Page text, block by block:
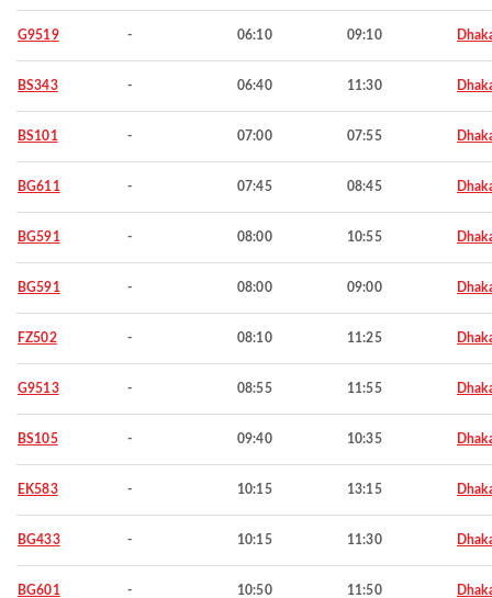
G9519 - 06:10 09:10
BS343 - 06:40 11:30
BS101 - 07:00 07:55
BG611 - 07:45 08:45
BG591 - 08:00 10:55
BG591 - 08:00 09:00
FZ502 - 08:10 11:25
G9513 - 08:55 11:55
BS105 - 09:40 10:35
EK583 - 10:15 13:15
BG433 - 10:15 11:30
BG601 - 10:50 11:50